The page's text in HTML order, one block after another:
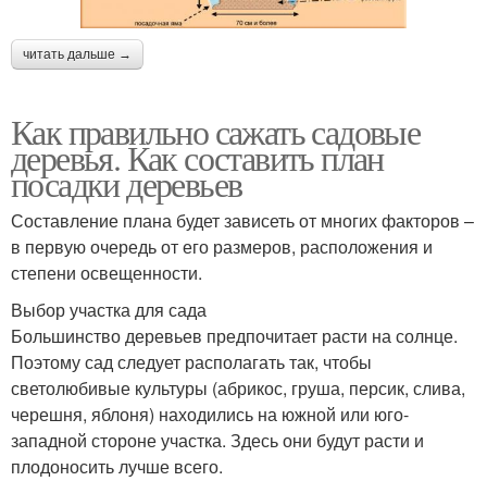
читать дальше →
Как правильно сажать садовые
деревья. Как составить план
посадки деревьев
Составление плана будет зависеть от многих факторов –
в первую очередь от его размеров, расположения и
степени освещенности.
Выбор участка для сада
Большинство деревьев предпочитает расти на солнце.
Поэтому сад следует располагать так, чтобы
светолюбивые культуры (абрикос, груша, персик, слива,
черешня, яблоня) находились на южной или юго-
западной стороне участка. Здесь они будут расти и
плодоносить лучше всего.